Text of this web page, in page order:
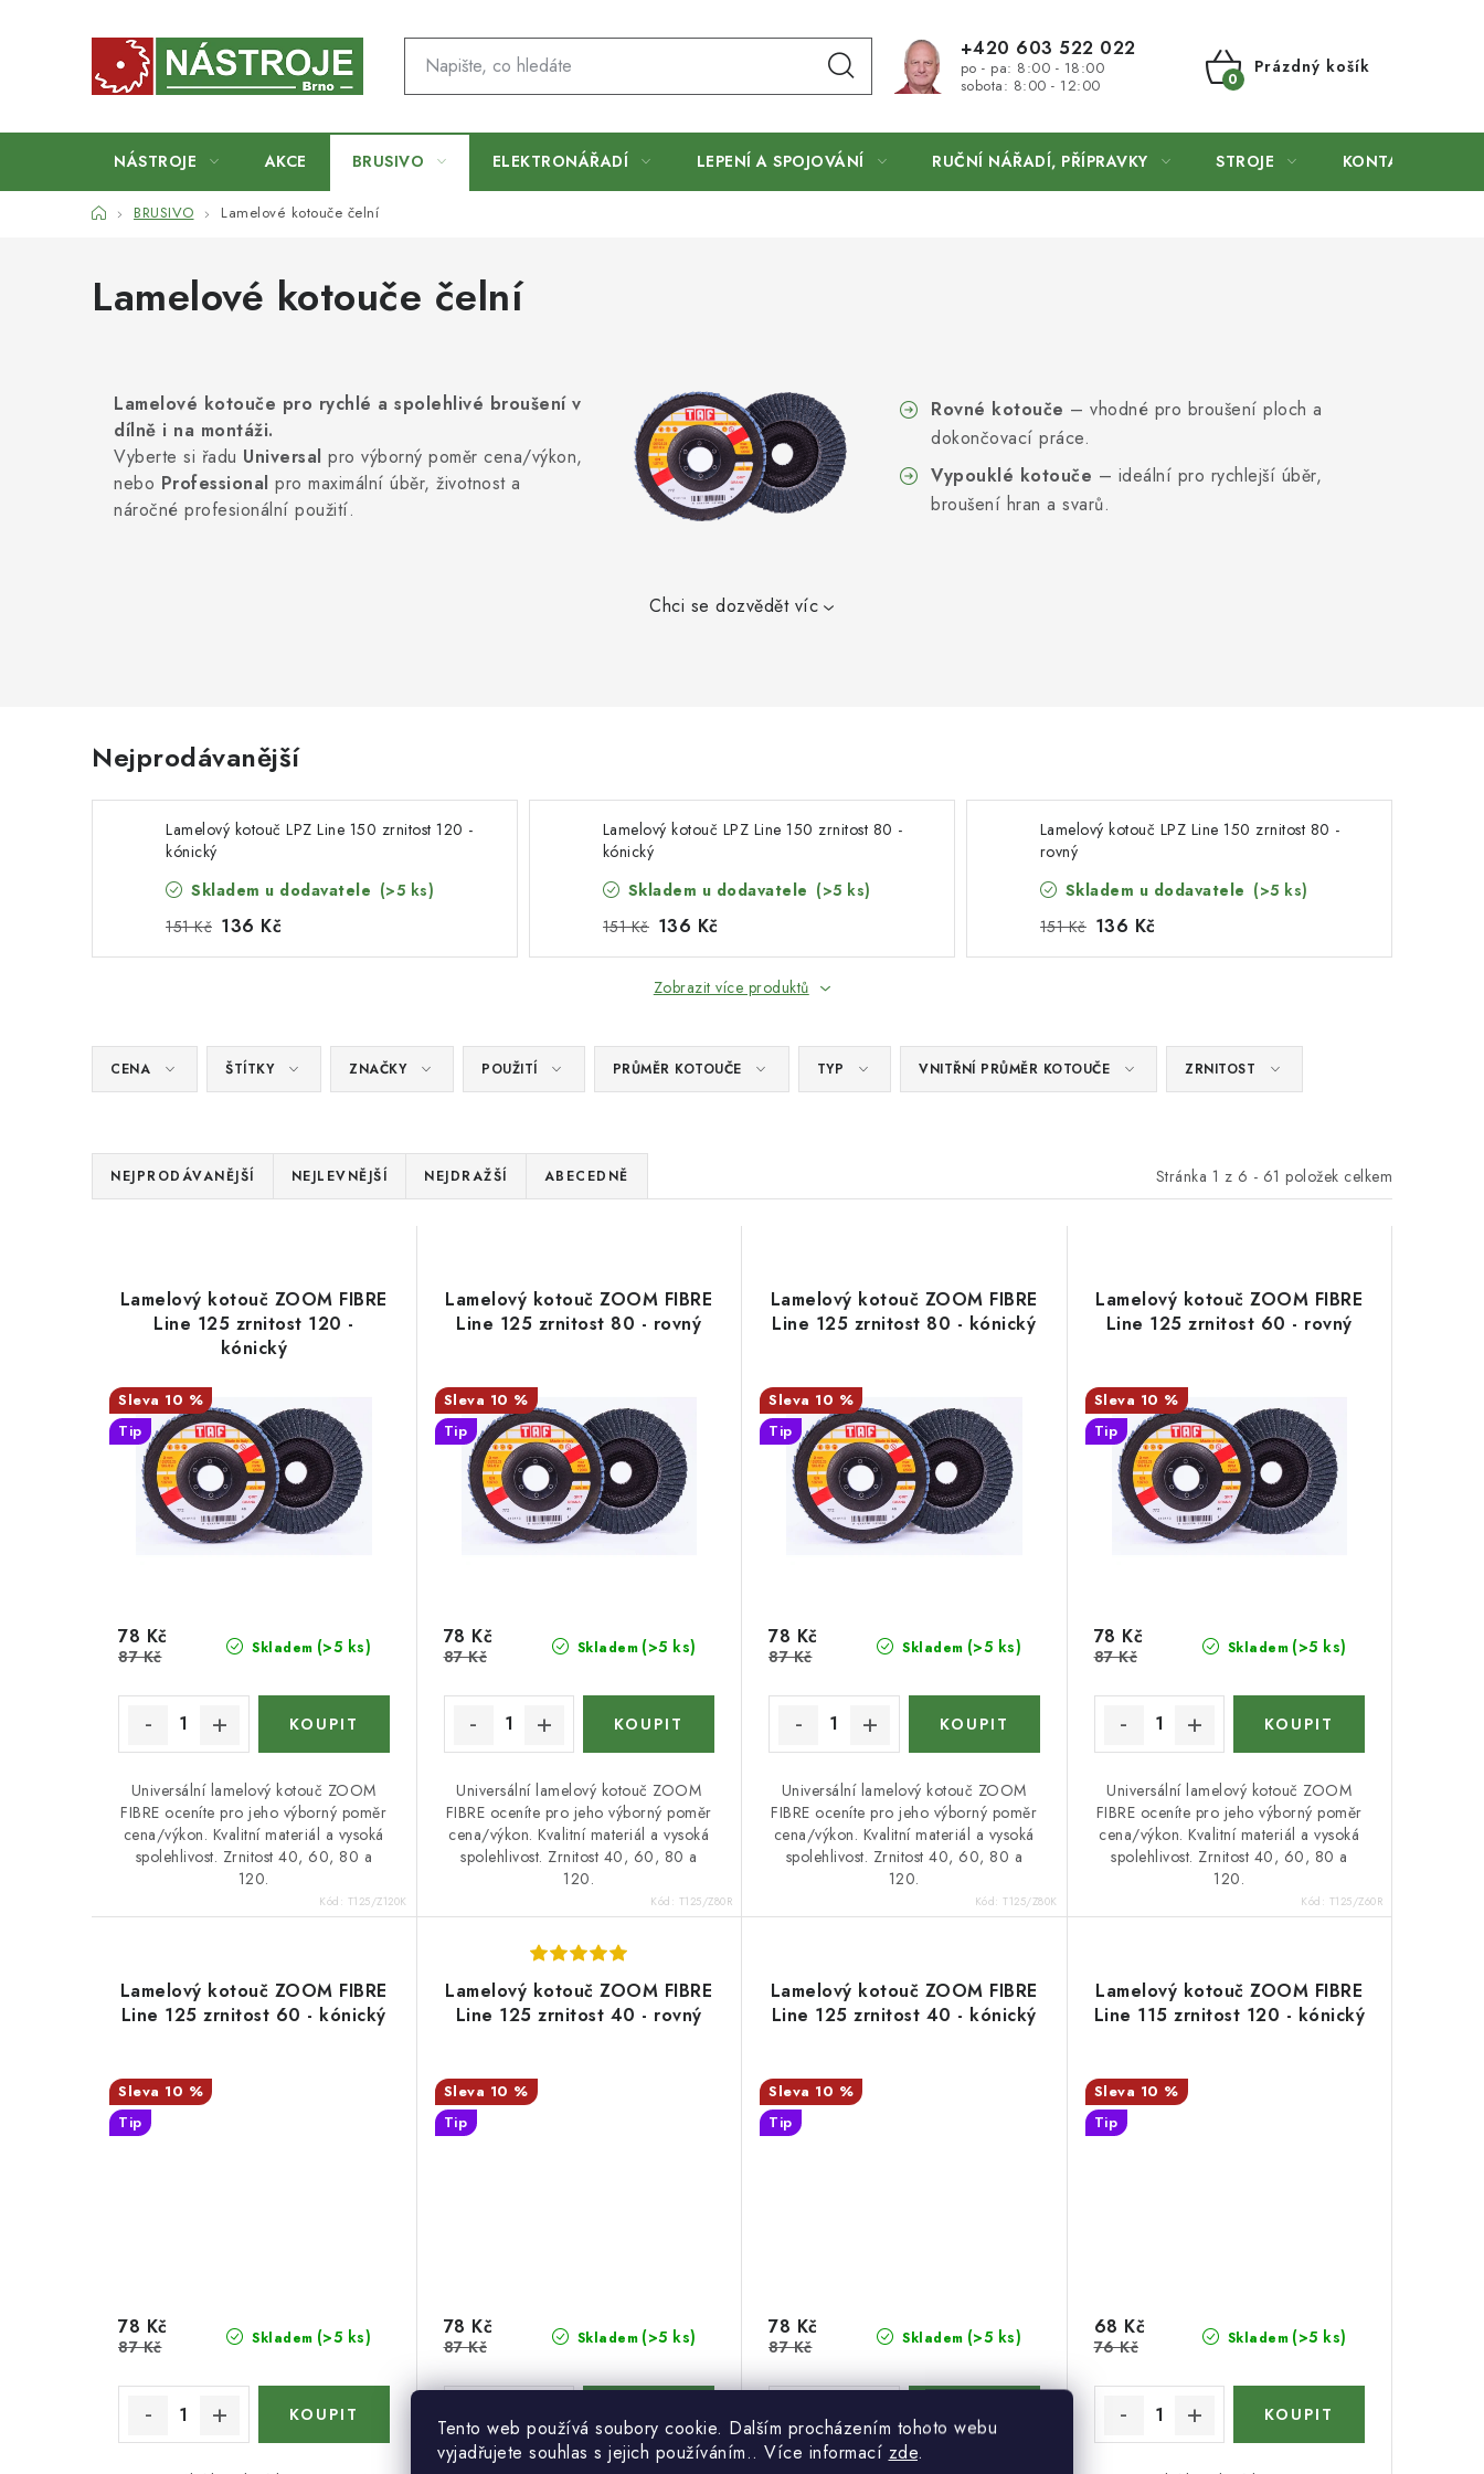
Tento web používá soubory cookie. Dalším procházením tohoto webu
vyjadřujete souhlas s jejich používáním.. Více informací zde.
+420 603 522 022
po - pa: 8:00 - 18:00
sobota: 8:00 - 12:00
NÁKUPNÍ
Prázdný košík
NÁSTROJE AKCE BRUSIVO ELEKTRONÁŘADÍ LEPENÍ A SPOJOVÁNÍ RUČNÍ NÁŘADÍ, PŘÍPRAVKY STROJE KONTAKTY
DomůBRUSIVO Lamelové kotouče čelní
Lamelové kotouče čelní
Lamelové kotouče pro rychlé a spolehlivé broušení v
dílně i na montáži.
Vyberte si řadu Universal pro výborný poměr cena/výkon,
nebo Professional pro maximální úběr, životnost a
náročné profesionální použití.
Rovné kotouče – vhodné pro broušení ploch a
dokončovací práce.
Vypouklé kotouče – ideální pro rychlejší úběr,
broušení hran a svarů.
Chci se dozvědět víc
Nejprodávanější
Lamelový kotouč LPZ Line 150 zrnitost 120 -
kónický
Skladem u dodavatele (>5 ks)
151 Kč 136 Kč
Lamelový kotouč LPZ Line 150 zrnitost 80 -
kónický
Skladem u dodavatele (>5 ks)
151 Kč 136 Kč
Lamelový kotouč LPZ Line 150 zrnitost 80 -
rovný
Skladem u dodavatele (>5 ks)
151 Kč 136 Kč
Zobrazit více produktů
CENA ŠTÍTKY ZNAČKY POUŽITÍ PRŮMĚR KOTOUČE TYP VNITŘNÍ PRŮMĚR KOTOUČE ZRNITOST
Stránka 1 z 6 - 61 položek celkem
Ř
a
p
NEJPRODÁVANĚJŠÍ NEJLEVNĚJŠÍ NEJDRAŽŠÍ ABECEDNĚ
p
Lamelový kotouč ZOOM FIBRE
Line 125 zrnitost 120 -
kónický
10 %
Tip
Skladem (>5 ks)
78 Kč
87 Kč
Universální lamelový kotouč ZOOM
FIBRE oceníte pro jeho výborný poměr
cena/výkon. Kvalitní materiál a vysoká
spolehlivost. Zrnitost 40, 60, 80 a
120.
Kód: T125/Z120K
Lamelový kotouč ZOOM FIBRE
Line 125 zrnitost 80 - rovný
10 %
Tip
Skladem (>5 ks)
78 Kč
87 Kč
Universální lamelový kotouč ZOOM
FIBRE oceníte pro jeho výborný poměr
cena/výkon. Kvalitní materiál a vysoká
spolehlivost. Zrnitost 40, 60, 80 a
120.
Kód: T125/Z80R
Lamelový kotouč ZOOM FIBRE
Line 125 zrnitost 80 - kónický
10 %
Tip
Skladem (>5 ks)
78 Kč
87 Kč
Universální lamelový kotouč ZOOM
FIBRE oceníte pro jeho výborný poměr
cena/výkon. Kvalitní materiál a vysoká
spolehlivost. Zrnitost 40, 60, 80 a
120.
Kód: T125/Z80K
Lamelový kotouč ZOOM FIBRE
Line 125 zrnitost 60 - rovný
10 %
Tip
Skladem (>5 ks)
78 Kč
87 Kč
Universální lamelový kotouč ZOOM
FIBRE oceníte pro jeho výborný poměr
cena/výkon. Kvalitní materiál a vysoká
spolehlivost. Zrnitost 40, 60, 80 a
120.
Kód: T125/Z60R
Lamelový kotouč ZOOM FIBRE
Line 125 zrnitost 60 - kónický
10 %
Tip
Skladem (>5 ks)
78 Kč
87 Kč
Lamelový kotouč ZOOM FIBRE
Line 125 zrnitost 40 - rovný
10 %
Tip
Skladem (>5 ks)
78 Kč
87 Kč
Lamelový kotouč ZOOM FIBRE
Line 125 zrnitost 40 - kónický
10 %
Tip
Skladem (>5 ks)
78 Kč
87 Kč
Lamelový kotouč ZOOM FIBRE
Line 115 zrnitost 120 - kónický
10 %
Tip
Skladem (>5 ks)
68 Kč
76 Kč